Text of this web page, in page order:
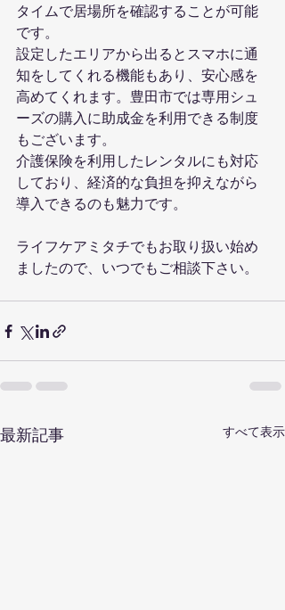
タイムで居場所を確認することが可能
です。
設定したエリアから出るとスマホに通
知をしてくれる機能もあり、安心感を
高めてくれます。豊田市では専用シュ
ーズの購入に助成金を利用できる制度
もございます。
介護保険を利用したレンタルにも対応
しており、経済的な負担を抑えながら
導入できるのも魅力です。
ライフケアミタチでもお取り扱い始め
ましたので、いつでもご相談下さい。
最新記事 すべて表示